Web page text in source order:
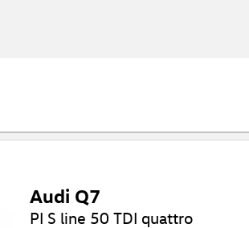
Audi Q7
PI S line 50 TDI quattro